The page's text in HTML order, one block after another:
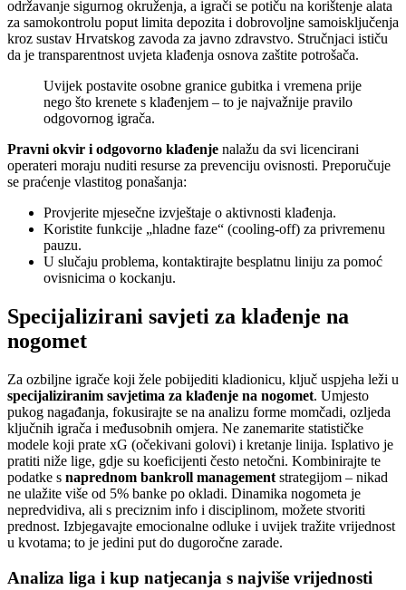
održavanje sigurnog okruženja, a igrači se potiču na korištenje alata
za samokontrolu poput limita depozita i dobrovoljne samoisključenja
kroz sustav Hrvatskog zavoda za javno zdravstvo. Stručnjaci ističu
da je transparentnost uvjeta klađenja osnova zaštite potrošača.
Uvijek postavite osobne granice gubitka i vremena prije
nego što krenete s klađenjem – to je najvažnije pravilo
odgovornog igrača.
Pravni okvir i odgovorno klađenje nalažu da svi licencirani
operateri moraju nuditi resurse za prevenciju ovisnosti. Preporučuje
se praćenje vlastitog ponašanja:
Provjerite mjesečne izvještaje o aktivnosti klađenja.
Koristite funkcije „hladne faze“ (cooling-off) za privremenu
pauzu.
U slučaju problema, kontaktirajte besplatnu liniju za pomoć
ovisnicima o kockanju.
Specijalizirani savjeti za klađenje na
nogomet
Za ozbiljne igrače koji žele pobijediti kladionicu, ključ uspjeha leži u
specijaliziranim savjetima za klađenje na nogomet. Umjesto
pukog nagađanja, fokusirajte se na analizu forme momčadi, ozljeda
ključnih igrača i međusobnih omjera. Ne zanemarite statističke
modele koji prate xG (očekivani golovi) i kretanje linija. Isplativo je
pratiti niže lige, gdje su koeficijenti često netočni. Kombinirajte te
podatke s naprednom bankroll management strategijom – nikad
ne ulažite više od 5% banke po okladi. Dinamika nogometa je
nepredvidiva, ali s preciznim info i disciplinom, možete stvoriti
prednost. Izbjegavajte emocionalne odluke i uvijek tražite vrijednost
u kvotama; to je jedini put do dugoročne zarade.
Analiza liga i kup natjecanja s najviše vrijednosti